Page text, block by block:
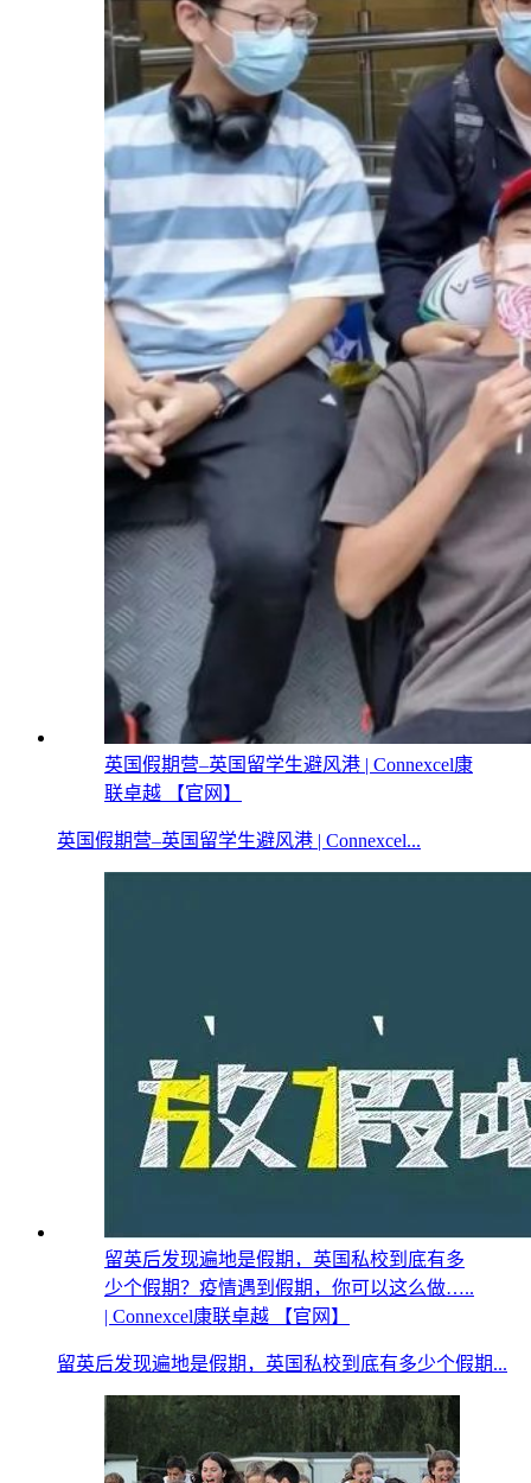
英国假期营–英国留学生避风港 | Connexcel康
联卓越 【官网】
英国假期营–英国留学生避风港 | Connexcel...
留英后发现遍地是假期，英国私校到底有多
少个假期？疫情遇到假期，你可以这么做…..
| Connexcel康联卓越 【官网】
留英后发现遍地是假期，英国私校到底有多少个假期...